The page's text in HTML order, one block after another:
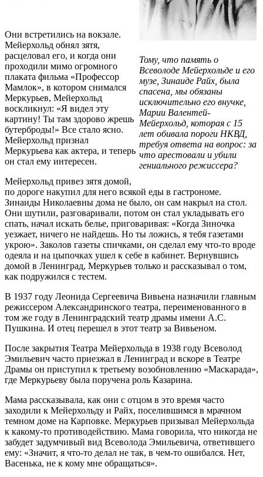
Тому, что память о
Всеволоде Мейерхольде и его
музе, Зинаиде Райх, была
спасена, мы обязаны
исключительно его внучке,
Марии Валентей-
Мейерхольд, которая с 15
лет обивала пороги НКВД,
требуя ответа на вопрос: за
что арестовали и убили
гениального режиссера?
Они встретились на вокзале.
Мейерхольд обнял зятя,
расцеловал его, и когда они
проходили мимо огромного
плаката фильма «Профессор
Мамлок», в котором снимался
Меркурьев, Мейерхольд
воскликнул: «Я видел эту
картину! Ты там здорово жрешь
бутерброды!» Все стало ясно.
Мейерхольд признал
Меркурьева как актера, и теперь
он стал ему интересен.
Мейерхольд привез зятя домой,
по дороге накупил для него всякой еды в гастрономе.
Зинаиды Николаевны дома не было, он сам накрыл на стол.
Они шутили, разговаривали, потом он стал укладывать его
спать, начал искать белье, приговаривая: «Когда Зиночка
уезжает, ничего не найдешь. Но ты ложись, я тебя газетами
укрою». Заколов газеты спичками, он сделал ему что-то вроде
одеяла и на цыпочках ушел к себе в кабинет. Вернувшись
домой в Ленинград, Меркурьев только и рассказывал о том,
как подружился с тестем.
В 1937 году Леонида Сергеевича Вивьена назначили главным
режиссером Александринского театра, переименованного в
том же году в Ленинградский театр драмы имени А.С.
Пушкина. И отец перешел в этот театр за Вивьеном.
После закрытия Театра Мейерхольда в 1938 году Всеволод
Эмильевич часто приезжал в Ленинград и вскоре в Театре
Драмы он приступил к третьему возобновлению «Маскарада»,
где Меркурьеву была поручена роль Казарина.
Мама рассказывала, как они с отцом в это время часто
заходили к Мейерхольду и Райх, поселившимся в мрачном
темном доме на Карповке. Меркурьев призывал Мейерхольда
к какому-то противодействию. Мама говорила, что никогда не
забудет задумчивый вид Всеволода Эмильевича, ответившего
ему: «Значит, я что-то делал не так, в чем-то ошибался. Нет,
Васенька, не к кому мне обращаться».